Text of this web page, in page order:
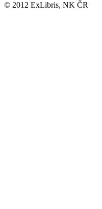
© 2012 ExLibris, NK ČR